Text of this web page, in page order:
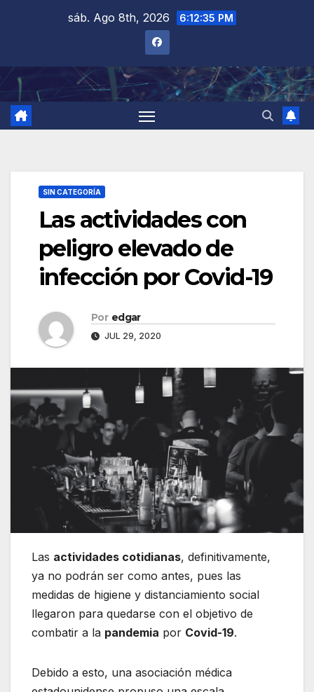
sáb. Ago 8th, 2026 6:12:36 PM
SIN CATEGORÍA
Las actividades con
peligro elevado de
infección por Covid-19
Por edgar
JUL 29, 2020
Las actividades cotidianas, definitivamente,
ya no podrán ser como antes, pues las
medidas de higiene y distanciamiento social
llegaron para quedarse con el objetivo de
combatir a la pandemia por Covid-19.
Debido a esto, una asociación médica